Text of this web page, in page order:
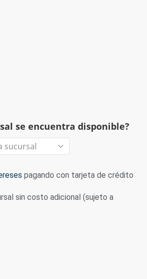
se encuentra disponible?
pagando con tarjeta de crédito
sin costo adicional (sujeto a